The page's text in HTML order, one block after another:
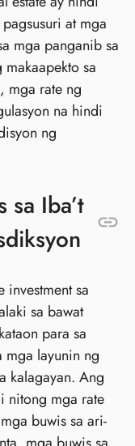
at mga
mga panganib sa
sa
mga rate ng
na hindi
ng
sa Iba’t
investment sa
sa bawat
para sa
mga layunin ng
kalagayan. Ang
nitong mga rate
buwis sa ari-